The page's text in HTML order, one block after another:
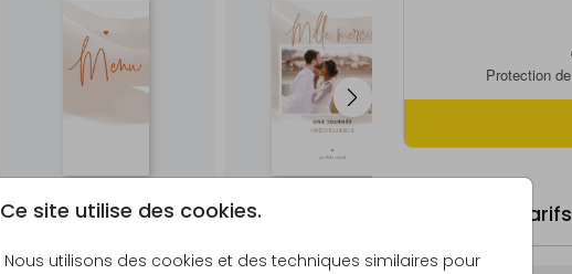
Ce site utilise des cookies.
Nous utilisons des cookies et des techniques similaires pour
Formats et tarifs